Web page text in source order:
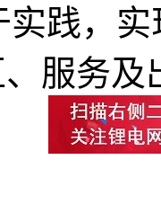
践，
服务